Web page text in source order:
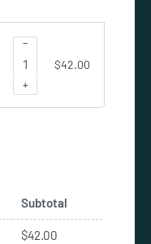
−
+
$42.00
Subtotal
$42.00